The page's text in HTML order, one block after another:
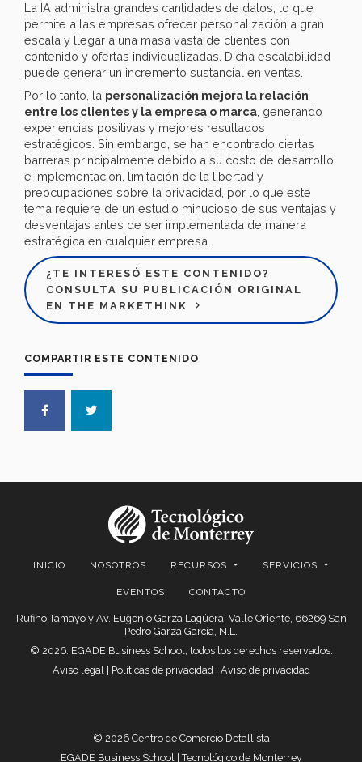
La IA administra grandes cantidades de datos, lo que
permite a las empresas ofrecer personalización a gran
escala y llegar a una masa vasta de clientes con
contenido y ofertas individualizadas. Dicha escalabilidad
puede generar un incremento sustancial en ventas.
Por lo tanto, la personalización mejora la relación
entre los clientes y la empresa o marca , generando
experiencias positivas y mejores resultados
estratégicos. Sin embargo, se han encontrado ciertas
barreras principalmente debido a su costo de desarrollo
e implementación, limitación de la libertad y
preocupaciones sobre la privacidad, por lo que este
tema requiere de un estudio minucioso de sus ventajas y
desventajas antes de ser implementada de manera
estratégica en cualquier empresa.
¿TE INTERESÓ ESTE CONTENIDO?
CONSULTA SU PUBLICACIÓN ORIGINAL
EN THE MARKETHINK
COMPARTIR ESTE CONTENIDO
INICIO NOSOTROS RECURSOS SERVICIOS
EVENTOS CONTACTO
Rufino Tamayo y Av. Eugenio Garza Lagüera, Valle Oriente, 66269 San
Pedro Garza García, N.L.
© 2026. EGADE Business School, todos los derechos reservados.
Aviso legal| Políticas de privacidad| Aviso de privacidad
© 2026 Centro de Comercio Detallista
EGADE Business School | Tecnológico de Monterrey